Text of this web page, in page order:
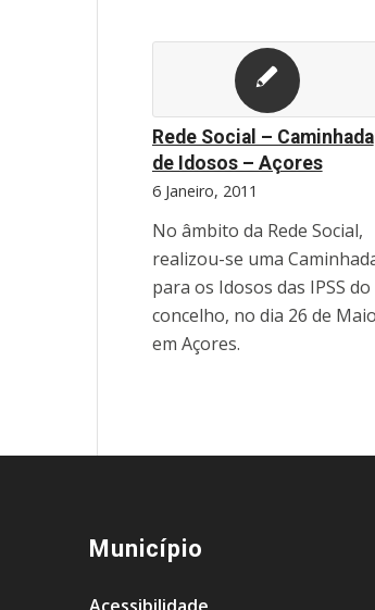
Rede Social – Caminhada
de Idosos – Açores
6 Janeiro, 2011
No âmbito da Rede Social,
realizou-se uma
para os Idosos das IPSS do
concelho, no dia 26 de Maio
em Açores.
Município